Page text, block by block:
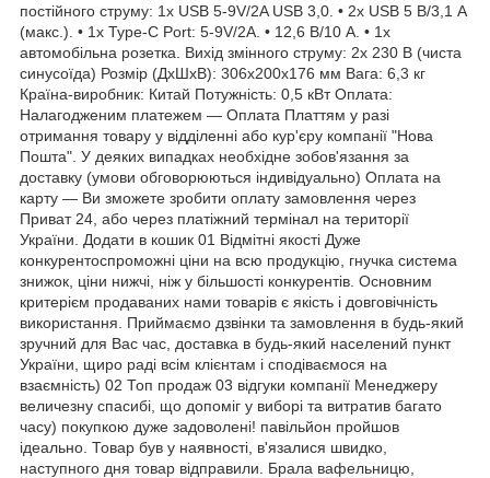
постійного струму: 1x USB 5-9V/2A USB 3,0. • 2x USB 5 В/3,1 А
(макс.). • 1x Type-C Port: 5-9V/2A. • 12,6 В/10 А. • 1x
автомобільна розетка. Вихід змінного струму: 2x 230 В (чиста
синусоїда) Розмір (ДxШxВ): 306х200х176 мм Вага: 6,3 кг
Країна-виробник: Китай Потужність: 0,5 кВт Оплата:
Налагодженим платежем — Оплата Платтям у разі
отримання товару у відділенні або кур'єру компанії "Нова
Пошта". У деяких випадках необхідне зобов'язання за
доставку (умови обговорюються індивідуально) Оплата на
карту — Ви зможете зробити оплату замовлення через
Приват 24, або через платіжний термінал на території
України. Додати в кошик 01 Відмітні якості Дуже
конкурентоспроможні ціни на всю продукцію, гнучка система
знижок, ціни нижчі, ніж у більшості конкурентів. Основним
критерієм продаваних нами товарів є якість і довговічність
використання. Приймаємо дзвінки та замовлення в будь-який
зручний для Вас час, доставка в будь-який населений пункт
України, щиро раді всім клієнтам і сподіваємося на
взаємність) 02 Топ продаж 03 відгуки компанії Менеджеру
величезну спасибі, що допоміг у виборі та витратив багато
часу) покупкою дуже задоволені! павільйон пройшов
ідеально. Товар був у наявності, в'язалися швидко,
наступного дня товар відправили. Брала вафельницю,